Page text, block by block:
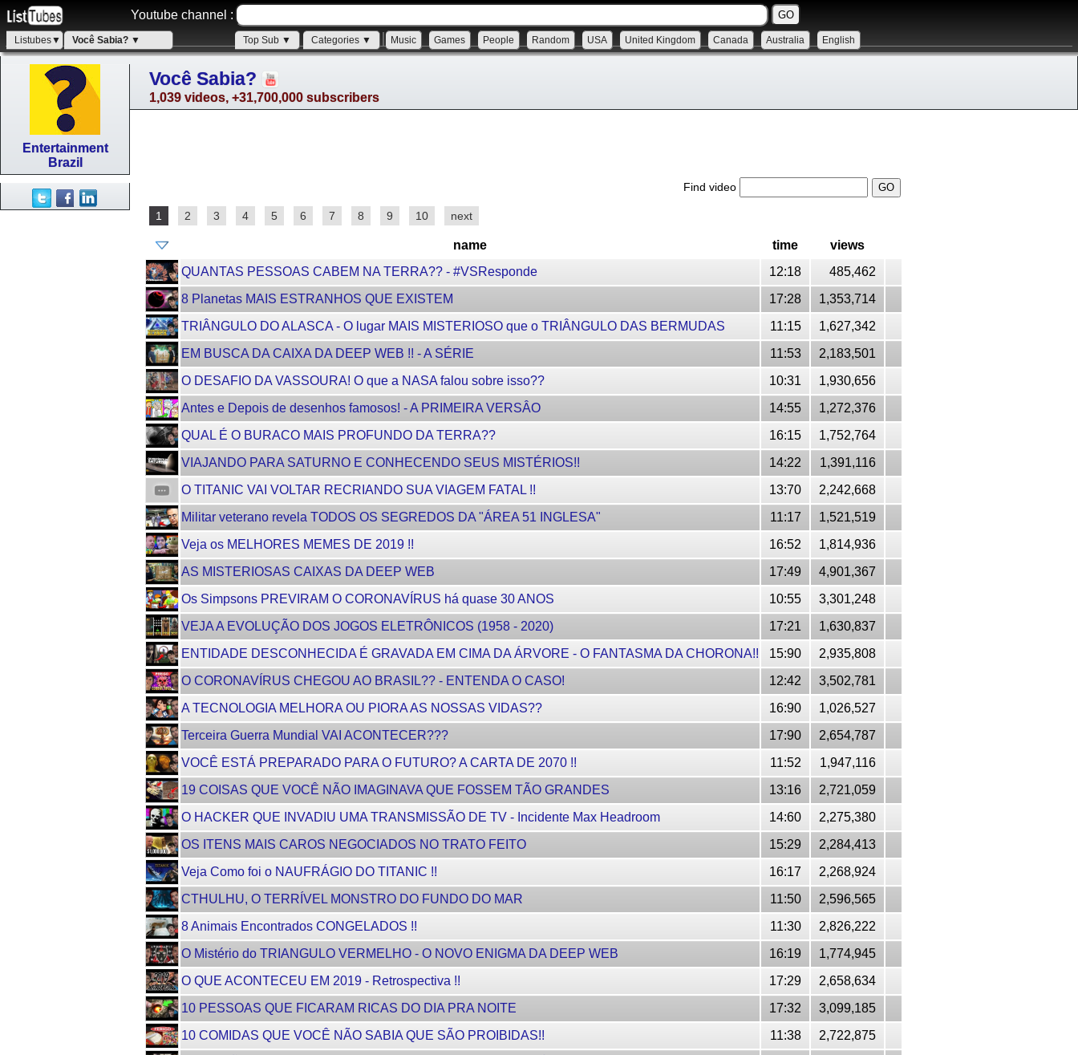
Youtube channel :
Listubes▼ Você Sabia? ▼ Top Sub ▼ Categories ▼ Music Games People Random USA United Kingdom Canada Australia English
Entertainment
Brazil
Você Sabia?
1,039 videos, +31,700,000 subscribers
Find video
1 2 3 4 5 6 7 8 9 10 next
name time
views
QUANTAS PESSOAS CABEM NA TERRA?? - #VSResponde
12:18
485,462
8 Planetas MAIS ESTRANHOS QUE EXISTEM
17:28
1,353,714
TRIÂNGULO DO ALASCA - O lugar MAIS MISTERIOSO que o TRIÂNGULO DAS BERMUDAS
11:15
1,627,342
EM BUSCA DA CAIXA DA DEEP WEB !! - A SÉRIE
11:53
2,183,501
O DESAFIO DA VASSOURA! O que a NASA falou sobre isso??
10:31
1,930,656
Antes e Depois de desenhos famosos! - A PRIMEIRA VERSÂO
14:55
1,272,376
QUAL É O BURACO MAIS PROFUNDO DA TERRA??
16:15
1,752,764
VIAJANDO PARA SATURNO E CONHECENDO SEUS MISTÉRIOS!!
14:22
1,391,116
O TITANIC VAI VOLTAR RECRIANDO SUA VIAGEM FATAL !!
13:70
2,242,668
Militar veterano revela TODOS OS SEGREDOS DA "ÁREA 51 INGLESA"
11:17
1,521,519
Veja os MELHORES MEMES DE 2019 !!
16:52
1,814,936
AS MISTERIOSAS CAIXAS DA DEEP WEB
17:49
4,901,367
Os Simpsons PREVIRAM O CORONAVÍRUS há quase 30 ANOS
10:55
3,301,248
VEJA A EVOLUÇÃO DOS JOGOS ELETRÔNICOS (1958 - 2020)
17:21
1,630,837
ENTIDADE DESCONHECIDA É GRAVADA EM CIMA DA ÁRVORE - O FANTASMA DA CHORONA!!
15:90
2,935,808
O CORONAVÍRUS CHEGOU AO BRASIL?? - ENTENDA O CASO!
12:42
3,502,781
A TECNOLOGIA MELHORA OU PIORA AS NOSSAS VIDAS??
16:90
1,026,527
Terceira Guerra Mundial VAI ACONTECER???
17:90
2,654,787
VOCÊ ESTÁ PREPARADO PARA O FUTURO? A CARTA DE 2070 !!
11:52
1,947,116
19 COISAS QUE VOCÊ NÃO IMAGINAVA QUE FOSSEM TÃO GRANDES
13:16
2,721,059
O HACKER QUE INVADIU UMA TRANSMISSÃO DE TV - Incidente Max Headroom
14:60
2,275,380
OS ITENS MAIS CAROS NEGOCIADOS NO TRATO FEITO
15:29
2,284,413
Veja Como foi o NAUFRÁGIO DO TITANIC !!
16:17
2,268,924
CTHULHU, O TERRÍVEL MONSTRO DO FUNDO DO MAR
11:50
2,596,565
8 Animais Encontrados CONGELADOS !!
11:30
2,826,222
O Mistério do TRIANGULO VERMELHO - O NOVO ENIGMA DA DEEP WEB
16:19
1,774,945
O QUE ACONTECEU EM 2019 - Retrospectiva !!
17:29
2,658,634
10 PESSOAS QUE FICARAM RICAS DO DIA PRA NOITE
17:32
3,099,185
10 COMIDAS QUE VOCÊ NÃO SABIA QUE SÃO PROIBIDAS!!
11:38
2,722,875